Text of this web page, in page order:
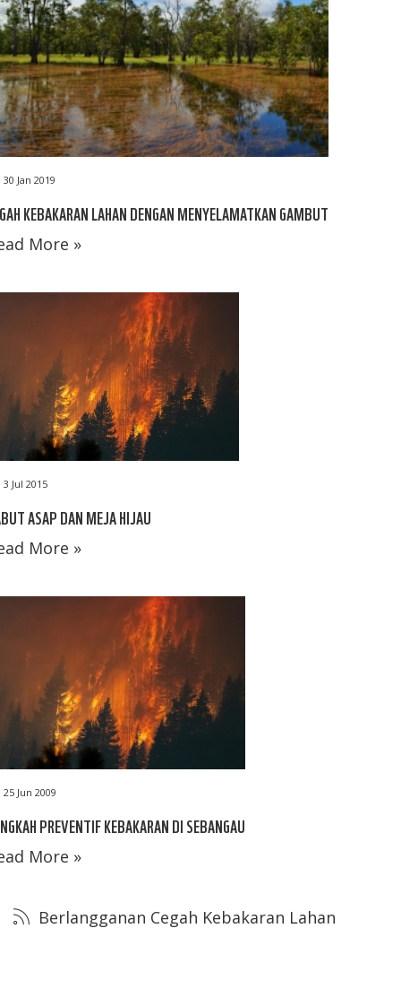
30 Jan 2019
KEBAKARAN LAHAN DENGAN MENYELAMATKAN GAMBUT
More »
3 Jul 2015
ASAP DAN MEJA HIJAU
More »
25 Jun 2009
PREVENTIF KEBAKARAN DI SEBANGAU
More »
Berlangganan Cegah Kebakaran Lahan